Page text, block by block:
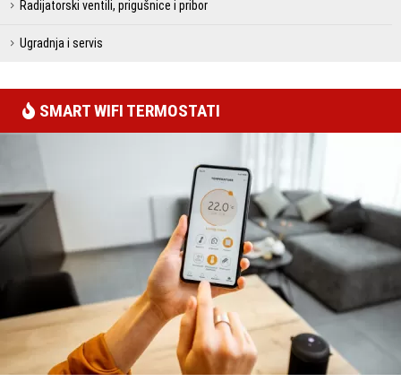
Radijatorski ventili, prigušnice i pribor
Ugradnja i servis
SMART WIFI TERMOSTATI